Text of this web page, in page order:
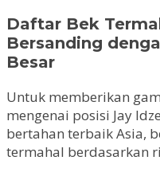
Daftar Bek
Bersanding
Besar
Untuk memberikan
mengenai posisi Jay
bertahan terbaik Asia,
termahal berdasarkan